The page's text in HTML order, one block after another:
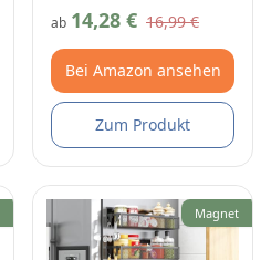
ab 14,28 € 16,99 €
Bei Amazon ansehen
Zum Produkt
Magnet